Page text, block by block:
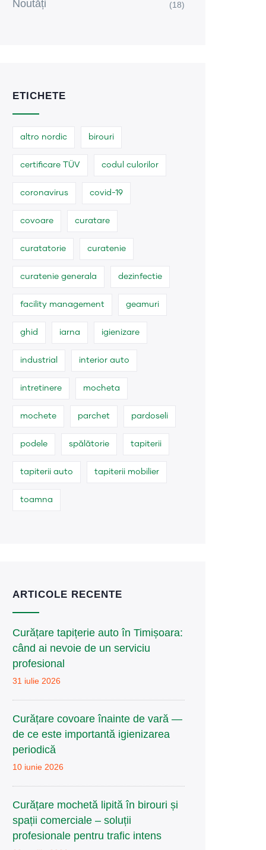
Noutăți (18)
ETICHETE
altro nordic birouri
certificare TÜV codul culorilor
coronavirus covid-19
covoare curatare
curatatorie curatenie
curatenie generala dezinfectie
facility management geamuri
ghid iarna igienizare
industrial interior auto
intretinere mocheta
mochete parchet pardoseli
podele spălătorie tapiterii
tapiterii auto tapiterii mobilier
toamna
ARTICOLE RECENTE
Curățare tapițerie auto în Timișoara:
când ai nevoie de un serviciu
profesional
31 iulie 2026
Curățare covoare înainte de vară —
de ce este importantă igienizarea
periodică
10 iunie 2026
Curățare mochetă lipită în birouri și
spații comerciale – soluții
profesionale pentru trafic intens